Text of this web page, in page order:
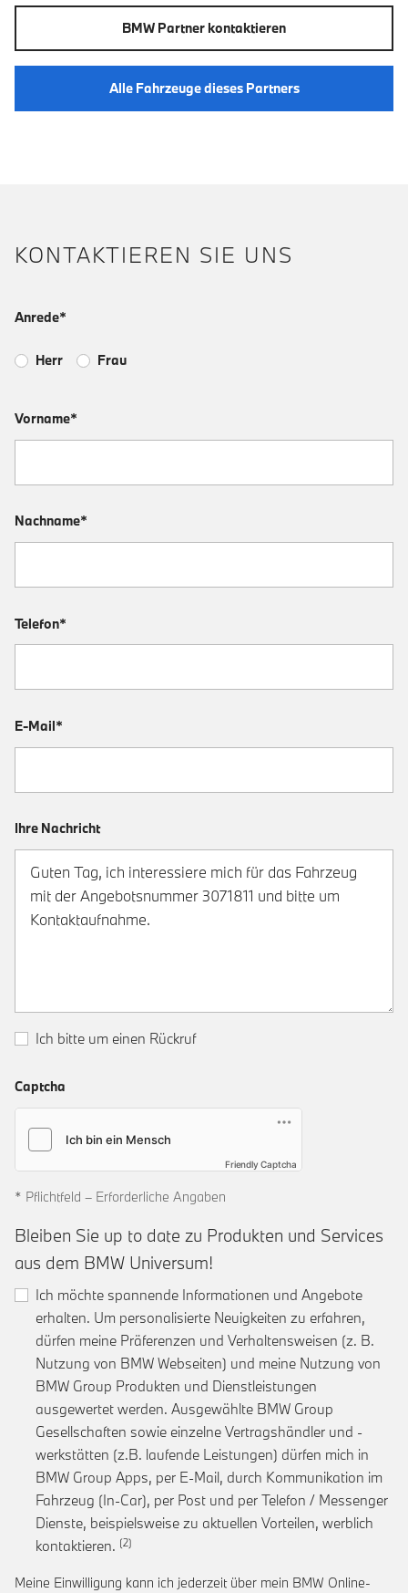
BMW Partner kontaktieren
Alle Fahrzeuge dieses Partners
KONTAKTIEREN SIE UNS
Anrede*
Herr Frau
Vorname*
Nachname*
Telefon*
E-Mail*
Ihre Nachricht
Ich bitte um einen Rückruf
Captcha
Friendly Captcha
* Pflichtfeld – Erforderliche Angaben
Bleiben Sie up to date zu Produkten und Services
aus dem BMW Universum!
Ich möchte spannende Informationen und Angebote
erhalten. Um personalisierte Neuigkeiten zu erfahren,
dürfen meine Präferenzen und Verhaltensweisen (z. B.
Nutzung von BMW Webseiten) und meine Nutzung von
BMW Group Produkten und Dienstleistungen
ausgewertet werden. Ausgewählte BMW Group
Gesellschaften sowie einzelne Vertragshändler und -
werkstätten (z.B. laufende Leistungen) dürfen mich in
BMW Group Apps, per E-Mail, durch Kommunikation im
Fahrzeug (In-Car), per Post und per Telefon / Messenger
Dienste, beispielsweise zu aktuellen Vorteilen, werblich
kontaktieren. Link zur Fußnote: Einwilligung zur
Meine Einwilligung kann ich jederzeit über mein BMW Online-